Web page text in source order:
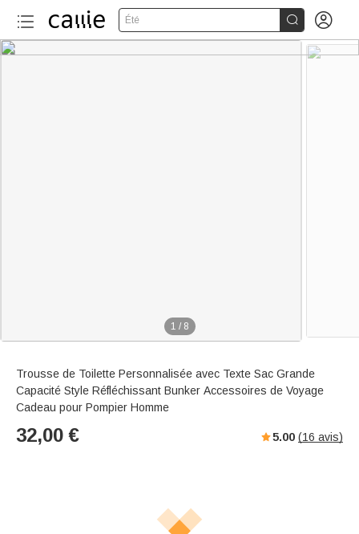
Été  
1 / 8
Trousse de Toilette Personnalisée avec Texte Sac Grande
Capacité Style Réfléchissant Bunker Accessoires de Voyage
Cadeau pour Pompier Homme
32,00 € 5.00 (16 avis)